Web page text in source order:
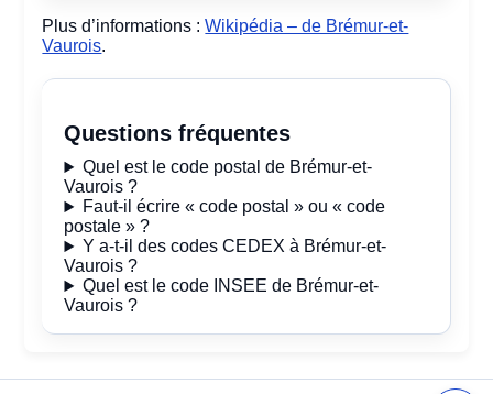
Plus d’informations :Wikipédia – de Brémur-et-
Vaurois.
Questions fréquentes
Quel est le code postal de Brémur-et-
Vaurois ?
Faut-il écrire « code postal » ou « code
postale » ?
Y a-t-il des codes CEDEX à Brémur-et-
Vaurois ?
Quel est le code INSEE de Brémur-et-
Vaurois ?